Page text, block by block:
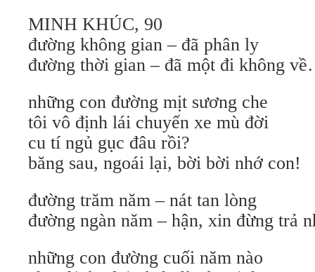
MINH KHÚC, 90
đường không gian – đã phân ly
đường thời gian – đã một đi không
những con đường mịt sương che
tôi vô định lái chuyến xe mù đời
cu tí ngủ gục đâu rồi?
băng sau, ngoái lại, bời bời nhớ con!
đường trăm năm – nát tan lòng
đường ngàn năm – hận, xin đừng trả
những con đường cuối năm nào